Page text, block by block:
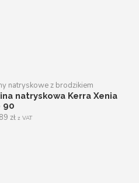
natryskowe z brodzikiem
natryskowa Kerra Xenia
90
zł z VAT